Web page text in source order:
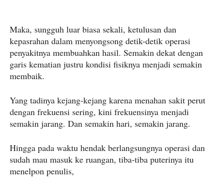
Maka, sungguh luar biasa sekali, ketulusan dan
kepasrahan dalam menyongsong detik-detik operasi
penyakitnya membuahkan hasil. Semakin dekat dengan
garis kematian justru kondisi fisiknya menjadi semakin
membaik.
Yang tadinya kejang-kejang karena menahan sakit perut
dengan frekuensi sering, kini frekuensinya menjadi
semakin jarang. Dan semakin hari, semakin jarang.
Hingga pada waktu hendak berlangsungnya operasi dan
sudah mau masuk ke ruangan, tiba-tiba puterinya itu
menelpon penulis,